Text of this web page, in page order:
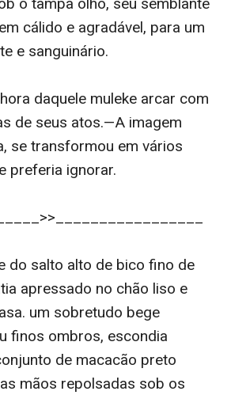
cálido e agradável, para um
e sanguinário.
daquele muleke arcar com
de seus atos.—A imagem
se transformou em vários
preferia ignorar.
do salto alto de bico fino de
apressado no chão liso e
um sobretudo bege
finos ombros, escondia
de macacão preto
mãos repolsadas sob os